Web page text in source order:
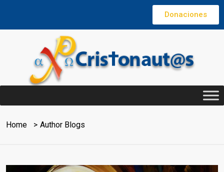
Donaciones
Home Author Blogs